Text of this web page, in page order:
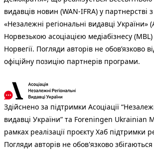
видавців новин (WAN-IFRA) у партнерстві
«Незалежні регіональні видавці України»
Норвезькою асоціацією медіабізнесу
Норвегії. Погляди авторів не обов’язково
офіційну позицію партнерів програми.
Здійснено за підтримки Асоціації
видавці України” та Foreningen Ukrainian
рамках реалізації проєкту Хаб підтримки
Погляди авторів не обов'язково